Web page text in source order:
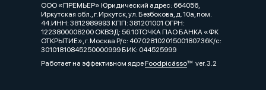
ООО «ПРЕМЬЕР» Юридический адрес: 664056,
Иркутская обл., г. Иркутск, ул. Безбокова, д. 10а, пом.
44.ИНН: 3812989993 КПП: 381201001 ОГРН:
1223800008200 ОКВЭД: 56.10ТОЧКА ПАО БАНКА «ФК
ОТКРЫТИЕ», г. Москва Р/с: 40702810201500180736К/с:
30101810845250000999 БИК: 044525999
Работает на эффективном ядреFoodpicássover. 3.2